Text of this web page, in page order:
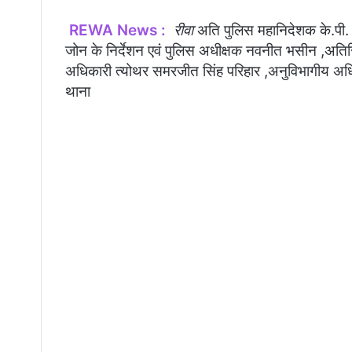
REWA News : रीवाअति पुलिस महानिदेशक के.पी.
जोन के निर्देशन एवं पुलिस अधीक्षक नवनीत भसीन
अधिकारी त्योथर समरजीत सिंह परिहार ,अनुविभागीय
थाना